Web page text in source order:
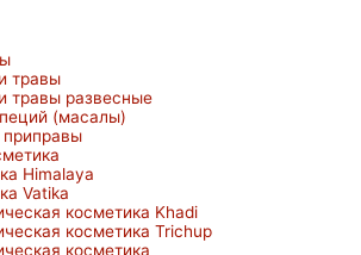
травы
травы развесные
(масалы)
Himalaya
Vatika
коcметика Khadi
коcметика Trichup
косметика